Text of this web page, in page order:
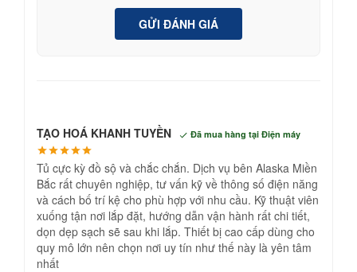
GỬI ĐÁNH GIÁ
TẠO HOÁ KHANH TUYỀN Đã mua hàng tại Điện máy
Tủ cực kỳ đồ sộ và chắc chắn. Dịch vụ bên Alaska Miền
Bắc rất chuyên nghiệp, tư vấn kỹ về thông số điện năng
và cách bố trí kệ cho phù hợp với nhu cầu. Kỹ thuật viên
xuống tận nơi lắp đặt, hướng dẫn vận hành rất chi tiết,
dọn dẹp sạch sẽ sau khi lắp. Thiết bị cao cấp dùng cho
quy mô lớn nên chọn nơi uy tín như thế này là yên tâm
nhất